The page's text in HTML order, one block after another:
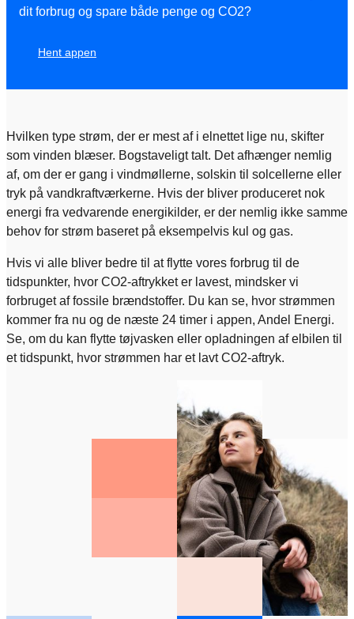
dit forbrug og spare både penge og CO2?
Hent appen
Hvilken type strøm, der er mest af i elnettet lige nu, skifter
som vinden blæser. Bogstaveligt talt. Det afhænger nemlig
af, om der er gang i vindmøllerne, solskin til solcellerne eller
tryk på vandkraftværkerne. Hvis der bliver produceret nok
energi fra vedvarende energikilder, er der nemlig ikke samme
behov for strøm baseret på eksempelvis kul og gas.
Hvis vi alle bliver bedre til at flytte vores forbrug til de
tidspunkter, hvor CO2-aftrykket er lavest, mindsker vi
forbruget af fossile brændstoffer. Du kan se, hvor strømmen
kommer fra nu og de næste 24 timer i appen, Andel Energi.
Se, om du kan flytte tøjvasken eller opladningen af elbilen til
et tidspunkt, hvor strømmen har et lavt CO2-aftryk​.